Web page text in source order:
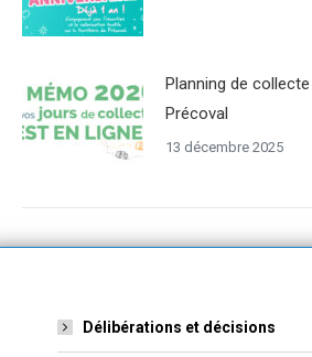
Planning de
Précoval
13 décembre 2025
Délibérations et décisions